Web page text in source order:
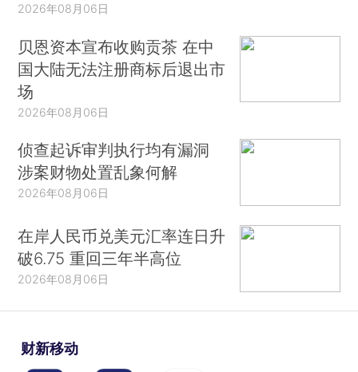
2026年08月06日
贝恩资本宣布收购贡茶 在中
国大陆无法注册商标后退出市
场
2026年08月06日
侦查起诉审判执行均有漏洞
涉案财物处置乱象何解
2026年08月06日
在岸人民币兑美元汇率连日升
破6.75 重回三年半高位
2026年08月06日
财新移动